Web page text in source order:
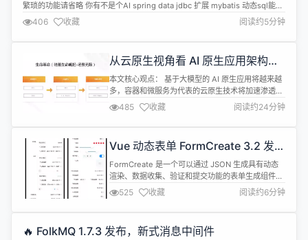
繁琐的功能请省略 你有不是个AI spring data jdbc 扩展 mybatis 动态sql能力
官方spring data jdbc原生直接 扩展 mybatis动态sql能力 使用方式和官方教
程一样 引入spring-boot-starter-data...
406 收藏 阅读约5分钟
从云原生视角看 AI 原生应用架构的
实践
本文核心观点： 基于大模型的 AI 原生应用将越来越
多，容器和微服务为代表的云原生技术将加速渗透传
统业务。 API 是 AI 原生应用的一等公民，并引入了
更多流量，催生企业新的生命力和想象空间。 AI 原
生应用对网关的需求超越了传统的路由和负载均衡功
性架构至关重要，API 网关、消息队列、可观测是...
485 收藏 阅读约24分钟
Vue 动态表单 FormCreate 3.2 发
布，全面适配移动端
FormCreate 是一个可以通过 JSON 生成具有动态
渲染、数据收集、验证和提交功能的表单生成组件。
支持6个UI框架，适配移动端，并且支持生成任何
Vue 组件。内置20种常用表单组件和自定义组件，
再复杂的表单都可以轻松搞定。 帮助文档|源码下载
本，不仅能帮助您在移动端开发过程中节省大量...
525 收藏 阅读约6分钟
🔥 FolkMQ 1.7.3 发布，新式消息中间件